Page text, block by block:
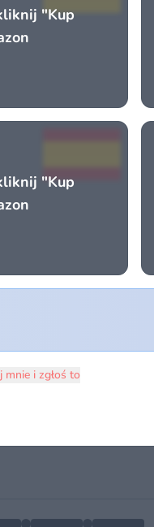
"Kup
"Kup
mnie i zgłoś to